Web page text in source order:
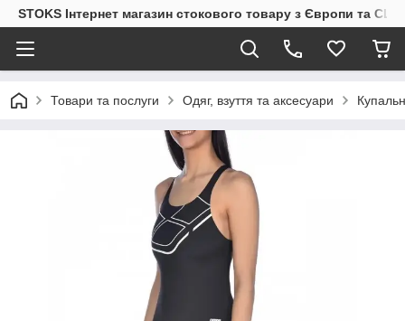
STOKS Інтернет магазин стокового товару з Європи та
Товари та послуги Одяг, взуття та аксесуари